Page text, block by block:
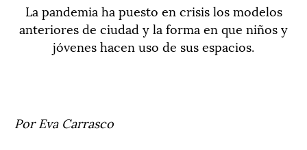
La pandemia ha puesto en crisis los modelos
anteriores de ciudad y la forma en que niños y
jóvenes hacen uso de sus espacios.
Por Eva Carrasco